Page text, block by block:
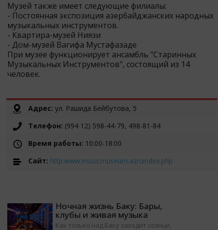
Музей также имеет следующие филиалы:
- Постоянная экспозиция азербайджанских народных
музыкальных инструментов.
- Квартира-музей Ниязи
- Дом-музей Вагифа Мустафазаде
При музее функционирует ансамбль "Старинных
Музыкальных Инструментов", состоящий из 14
человек.
Адрес: ул. Рашида Бейбутова, 5
Телефон: (994 12) 598-44-79, 498-81-84
Время работы: 10:00-18:00
Cайт: http:www.musicmuseum.azruindex.php
Ночная жизнь Баку: Бары,
клубы и живая музыка
Как только над Баку заходит солнце,